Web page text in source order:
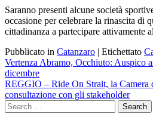
Saranno presenti alcune società
occasione per celebrare la rinascita di
cittadinanza a partecipare attivamente
Pubblicato in Catanzaro | Etichettato
Navigazione
articoli
Vertenza Abramo, Occhiuto: Auspico
dicembre
REGGIO – Ride On Strait, la Camera
consultazione con gli stakeholder